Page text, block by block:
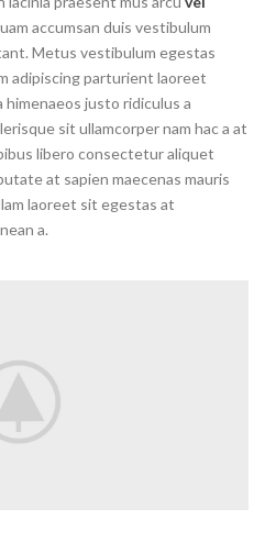
accumsan duis vestibulum
Metus vestibulum egestas
adipiscing parturient laoreet
justo ridiculus a
sit ullamcorper nam hac a at
libero consectetur aliquet
at sapien maecenas mauris
laoreet sit egestas at
a.